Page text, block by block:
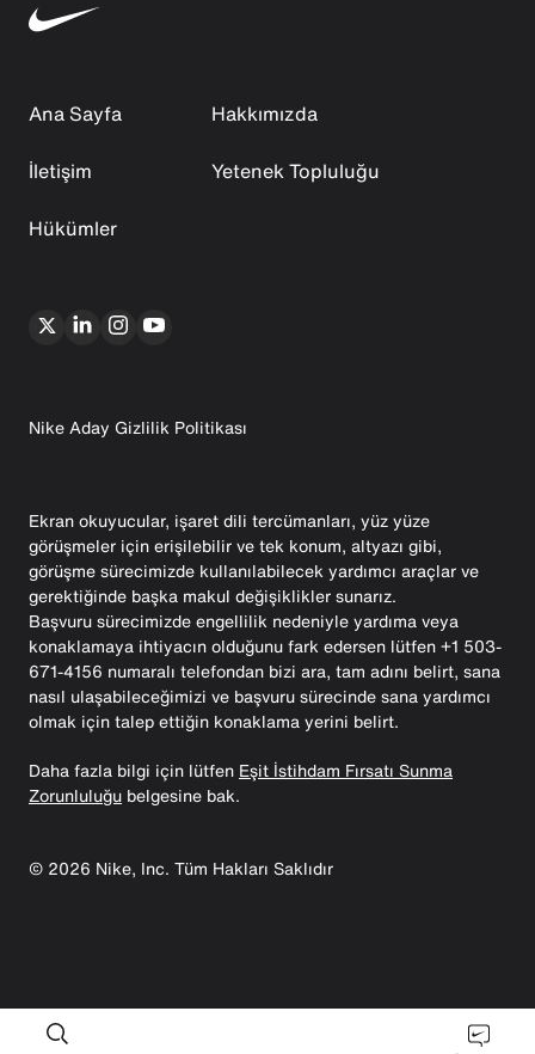
Ana Sayfa
Hakkımızda
İletişim
Yetenek Topluluğu
Hükümler
Nike Aday Gizlilik Politikası
Ekran okuyucular, işaret dili tercümanları, yüz yüze
görüşmeler için erişilebilir ve tek konum, altyazı gibi,
görüşme sürecimizde kullanılabilecek yardımcı araçlar ve
gerektiğinde başka makul değişiklikler sunarız.
Başvuru sürecimizde engellilik nedeniyle yardıma veya
konaklamaya ihtiyacın olduğunu fark edersen lütfen +1 503-
671-4156 numaralı telefondan bizi ara, tam adını belirt, sana
nasıl ulaşabileceğimizi ve başvuru sürecinde sana yardımcı
olmak için talep ettiğin konaklama yerini belirt.
Daha fazla bilgi için lütfen Eşit İstihdam Fırsatı Sunma
Zorunluluğu belgesine bak.
© 2026 Nike, Inc. Tüm Hakları Saklıdır